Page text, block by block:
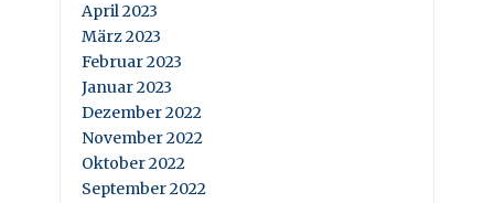
April 2023
März 2023
Februar 2023
Januar 2023
Dezember 2022
November 2022
Oktober 2022
September 2022